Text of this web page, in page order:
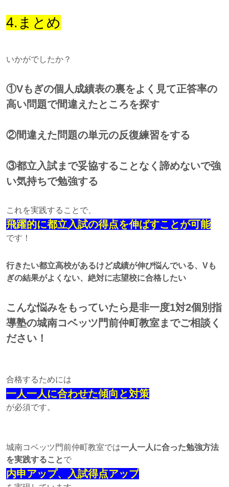
4.まとめ
いかがでしたか？
①Vもぎの個人成績表の裏をよく見て正答率の
高い問題で間違えたところを探す
②間違えた問題の単元の反復練習をする
③都立入試まで妥協することなく諦めないで強
い気持ちで勉強する
これを実践することで、
飛躍的に都立入試の得点を伸ばすことが可能
です！
行きたい都立高校があるけど成績が伸び悩んでいる、Vも
ぎの結果がよくない、絶対に志望校に合格したい
こんな悩みをもっていたら是非一度1対2個別指
導塾の城南コベッツ門前仲町教室までご相談く
ださい！
合格するためには
一人一人に合わせた傾向と対策
が必須です。
城南コベッツ門前仲町教室では一人一人に合った勉強方法
を実践することで
内申アップ、入試得点アップ